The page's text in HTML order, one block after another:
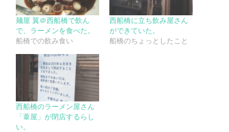
麺屋 翼＠西船橋で飲ん
で、ラーメンを食べた。
船橋での飲み食い
西船橋に立ち飲み屋さん
ができていた。
船橋のちょっとしたこと
西船橋のラーメン屋さん
「葦屋」が閉店するらし
い。